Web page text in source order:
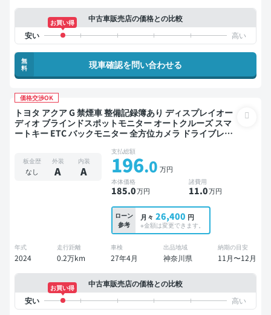
中古車販売店の価格との比較
お買い得
無
料
現車確認を問い合わせる
価格交渉OK
トヨタ アクア G 禁煙車 整備記録簿あり ディスプレイオー
ディオ ブラインドスポットモニター オートクルーズ スマ
ートキー ETC バックモニター 全方位カメラ ドライブレコ
板金歴
なし
外装
A
内装
A
支払総額
196.0 万円
本体価格
185.0万円
諸費用
11.0万円
ローン
参考
月々 26,400 円
※金額は変更できます。
年式
2024
走行距離
0.2万km
車検
27年4月
出品地域
神奈川県
納期の目安
11月〜12月
中古車販売店の価格との比較
お買い得